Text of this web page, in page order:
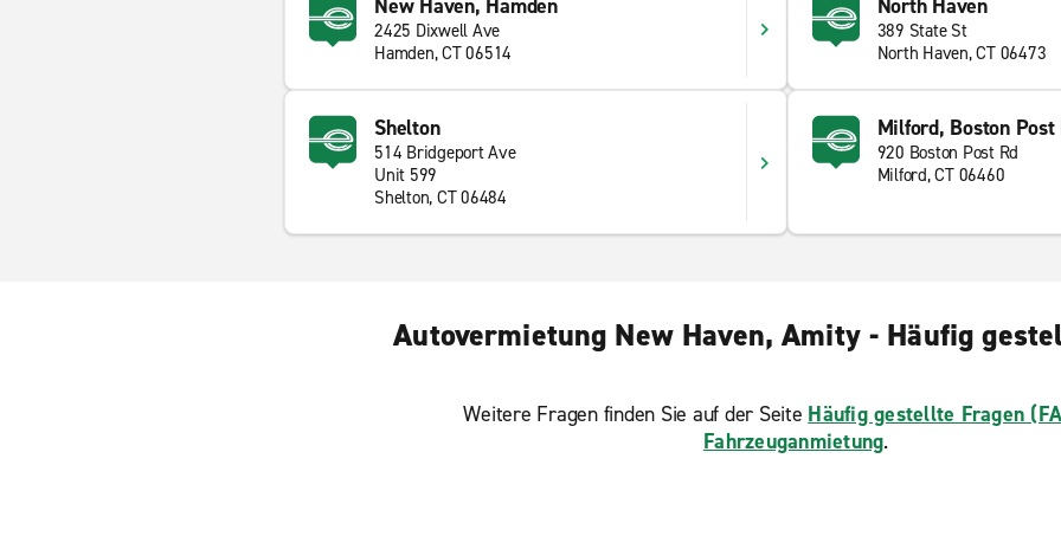
New Haven, Hamden
2425 Dixwell Ave
Hamden, CT 06514
North Haven
389 State St
North Haven, CT 06473
Shelton
514 Bridgeport Ave
Unit 599
Shelton, CT 06484
Milford, Boston Post
920 Boston Post Rd
Milford, CT 06460
Autovermietung New Haven, Amity - Häufig
Weitere Fragen finden Sie auf der Seite Häufig gestellte Fragen
Fahrzeuganmietung.